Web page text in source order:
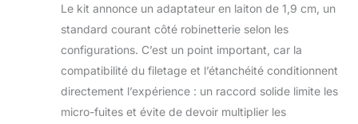
Le kit annonce un adaptateur en laiton de 1,9 cm, un
standard courant côté robinetterie selon les
configurations. C’est un point important, car la
compatibilité du filetage et l’étanchéité conditionnent
directement l’expérience : un raccord solide limite les
micro-fuites et évite de devoir multiplier les